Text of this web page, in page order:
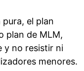
el plan
plan de MLM,
y no resistir ni
menores.